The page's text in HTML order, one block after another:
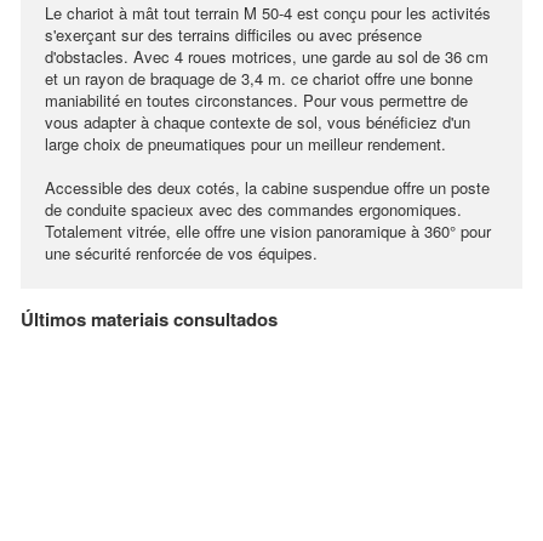
Le chariot à mât tout terrain M 50-4 est conçu pour les activités
s'exerçant sur des terrains difficiles ou avec présence
d'obstacles. Avec 4 roues motrices, une garde au sol de 36 cm
et un rayon de braquage de 3,4 m. ce chariot offre une bonne
maniabilité en toutes circonstances. Pour vous permettre de
vous adapter à chaque contexte de sol, vous bénéficiez d'un
large choix de pneumatiques pour un meilleur rendement.
Accessible des deux cotés, la cabine suspendue offre un poste
de conduite spacieux avec des commandes ergonomiques.
Totalement vitrée, elle offre une vision panoramique à 360° pour
une sécurité renforcée de vos équipes.
Últimos materiais consultados